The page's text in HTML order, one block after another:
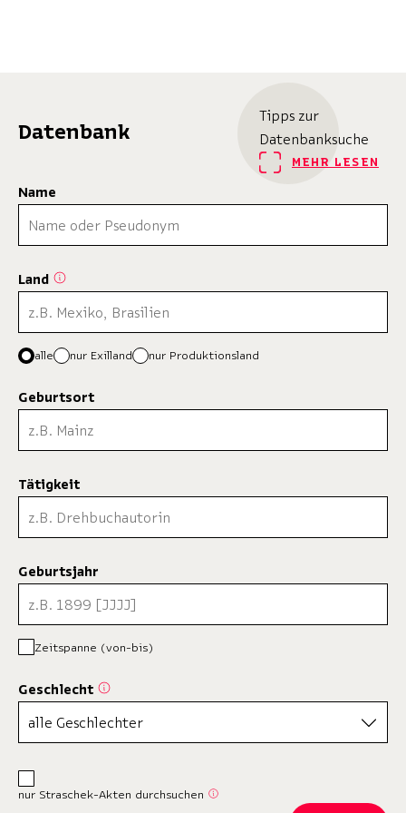
Datenbank
MEHR LESEN
Tipps zur
Datenbanksuche
Name
Land
alle nur Exilland nur Produktionsland
Geburtsort
Tätigkeit
Geburtsjahr
Zeitspanne (von-bis)
Geschlecht
nur Straschek-Akten durchsuchen